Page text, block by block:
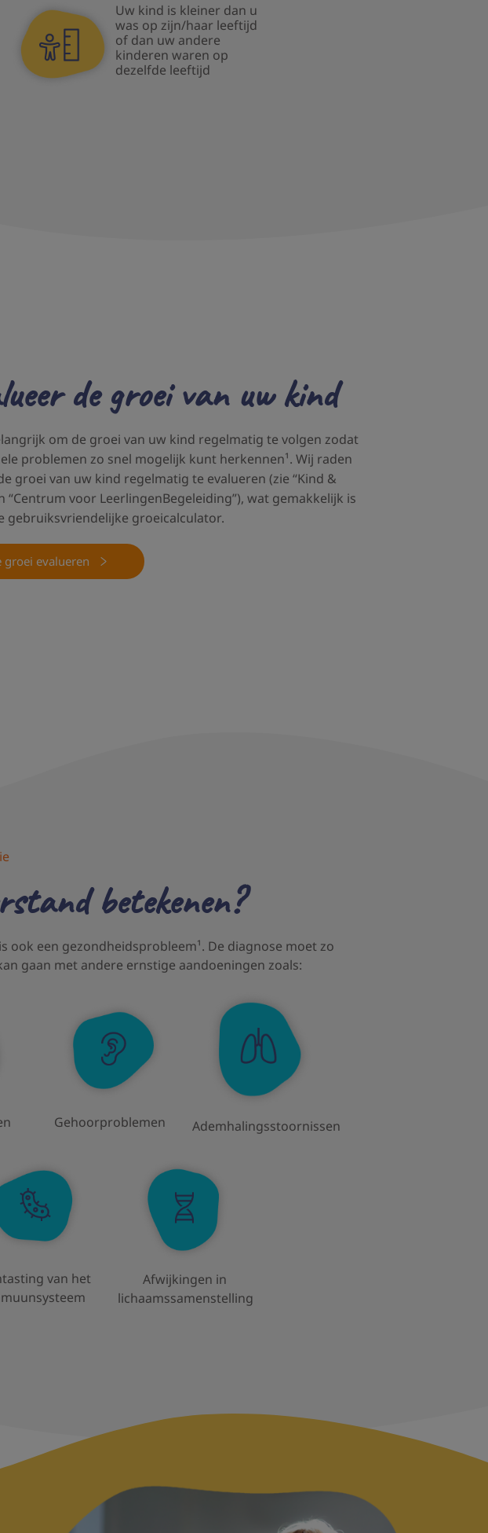
Uw kind is kleiner dan u
was op zijn/haar leeftijd
of dan uw andere
kinderen waren op
dezelfde leeftijd
de groei van uw kind
om de groei van uw kind regelmatig te volgen zodat
problemen zo snel mogelijk kunt herkennen¹. Wij raden
groei van uw kind regelmatig te evalueren (zie “Kind &
“Centrum voor LeerlingenBegeleiding”), wat gemakkelijk is
gebruiksvriendelijke groeicalculator.
groei evalueren
betekenen?
een gezondheidsprobleem¹. De diagnose moet zo
gaan met andere ernstige aandoeningen zoals:
Gehoorproblemen Ademhalingsstoornissen
van het
Afwijkingen in
lichaamssamenstelling